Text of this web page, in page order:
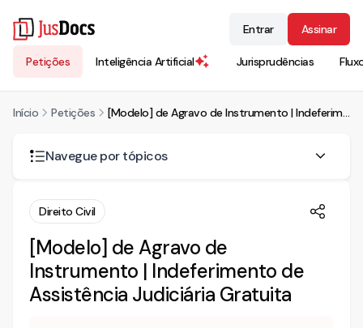
Petições Inteligência Artificial Jurisprudências
Entrar Assinar
Início Petições [Modelo] de Agravo de Instrumento | Indeferimento de Assistência Judiciária Gratuita
Navegue por tópicos
AGRAVO DE INSTRUMENTO C/C PEDIDO DE ANTECIPAÇÃO
DA TUTELA RECURSAL
DA TEMPESTIVIDADE DESTE RECURSO
FORMAÇÃO DO INSTRUMENTO
a) Preparo (CPC, art. 1.007, caput c/c art. 1.017, § 1º)
Direito Civil
[Modelo] de Agravo de
Instrumento | Indeferimento de
Assistência Judiciária Gratuita